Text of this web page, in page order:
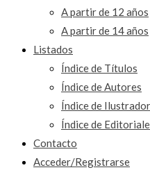
A partir de 12 años
A partir de 14 años
Listados
Índice de Títulos
Índice de Autores
Índice de
Índice de
Contacto
Acceder/Registrarse